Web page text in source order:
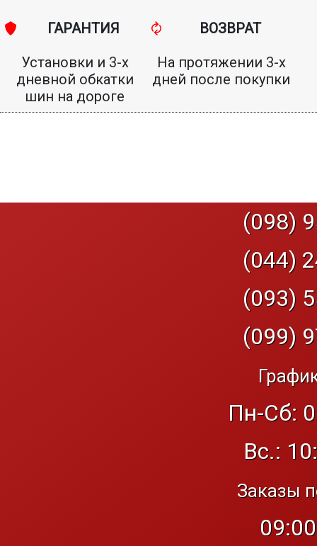
ГАРАНТИЯ
Установки и 3-х
дневной обкатки
шин на дороге
ВОЗВРАТ
На протяжении 3-х
дней после покупки
(098)
(044)
(093)
(099)
Пн-Сб:
Вс.:
Заказы